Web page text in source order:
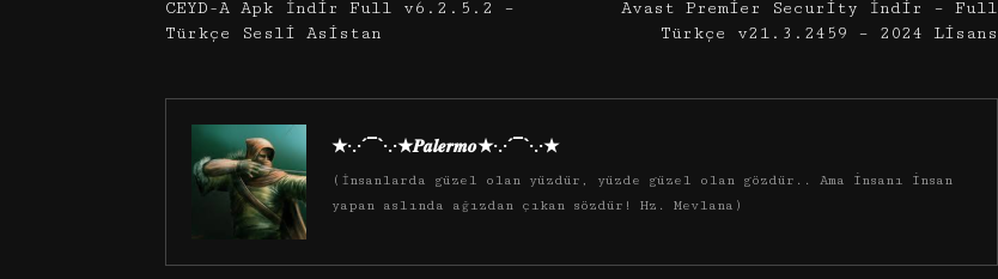
CEYD-A Apk İndir Full v6.2.5.2 –
Türkçe Sesli Asistan
Avast Premier Security İndir – Full
Türkçe v21.3.2459 – 2024 Lisans
★·.·´¯`·.·★𝑷𝒂𝒍𝒆𝒓𝒎𝒐★·.·´¯`·.·★
(İnsanlarda güzel olan yüzdür, yüzde güzel olan gözdür.. Ama insanı insan
yapan aslında ağızdan çıkan sözdür! Hz. Mevlana)